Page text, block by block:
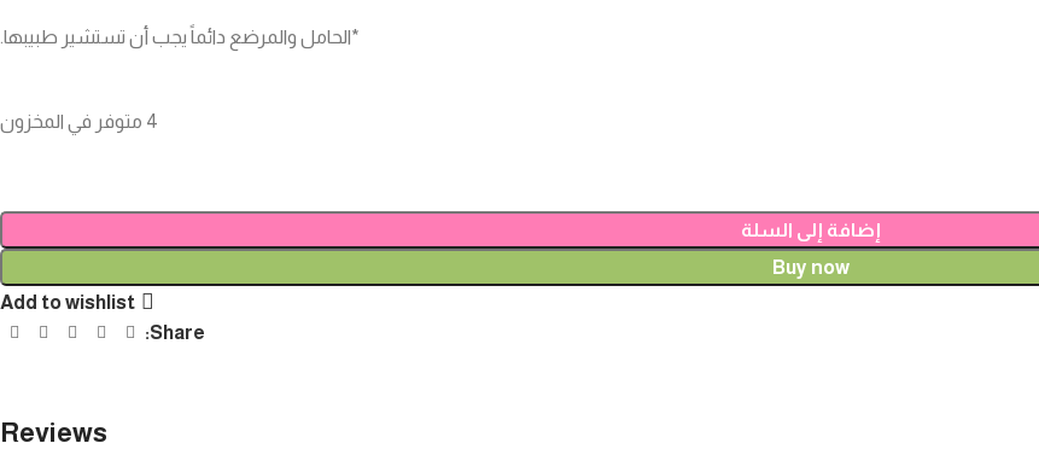
*الحامل والمرضع دائماً يجب أن تستشير طبيبها.
4 متوفر في المخزون
إضافة إلى السلة
Buy now
Add to wishlist
Share:
Reviews